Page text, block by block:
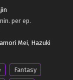
per ep.
Mei, Hazuki
Fantasy